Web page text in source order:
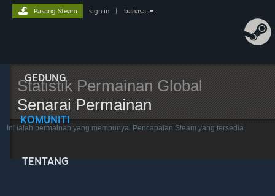
GEDUNG
KOMUNITI
TENTANG
Pasang Steam sign in bahasa
Statistik Permainan Global
Senarai Permainan
Ini ialah permainan yang mempunyai Pencapaian Steam yang tersedia